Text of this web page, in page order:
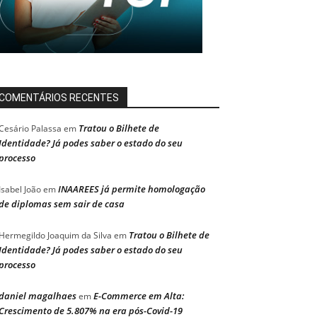
RECENTES
Palassa em Tratou o Bilhete de
Já podes saber o estado do seu
JoãoemINAAREES já permite homologação
diplomas sem sair de casa
Joaquim da Silva em Tratou o Bilhete de
Já podes saber o estado do seu
magalhaesemE-Commerce em Alta:
de 5.807% na era pós-Covid-19